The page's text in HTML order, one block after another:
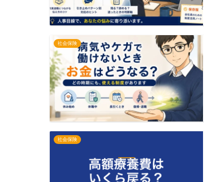
社会保険
社会保険